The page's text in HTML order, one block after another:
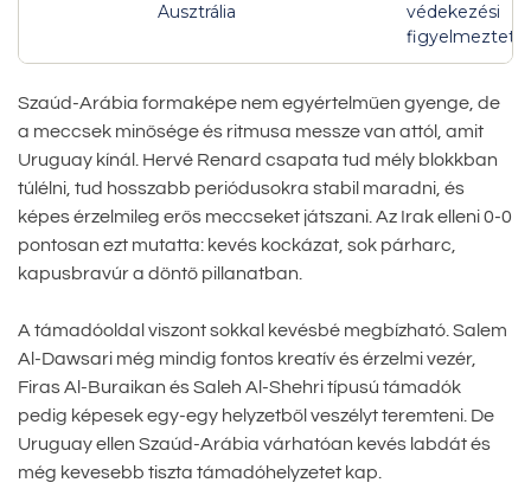
Ausztrália
védekezési
Szaúd-Arábia formaképe nem egyértelműen gyenge, de
a meccsek minősége és ritmusa messze van attól, amit
Uruguay kínál. Hervé Renard csapata tud mély blokkban
túlélni, tud hosszabb periódusokra stabil maradni, és
képes érzelmileg erős meccseket játszani. Az Irak elleni 0-0
pontosan ezt mutatta: kevés kockázat, sok párharc,
kapusbravúr a döntő pillanatban.
A támadóoldal viszont sokkal kevésbé megbízható. Salem
Al-Dawsari még mindig fontos kreatív és érzelmi vezér,
Firas Al-Buraikan és Saleh Al-Shehri típusú támadók
pedig képesek egy-egy helyzetből veszélyt teremteni. De
Uruguay ellen Szaúd-Arábia várhatóan kevés labdát és
még kevesebb tiszta támadóhelyzetet kap.